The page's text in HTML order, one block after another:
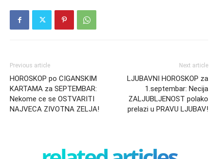
Previous article
HOROSKOP po CIGANSKIM
KARTAMA za SEPTEMBAR:
Nekome ce se OSTVARITI
NAJVECA ZIVOTNA ZELJA!
Next article
LJUBAVNI HOROSKOP za
1.septembar: Necija
ZALJUBLJENOST polako
prelazi u PRAVU LJUBAV!